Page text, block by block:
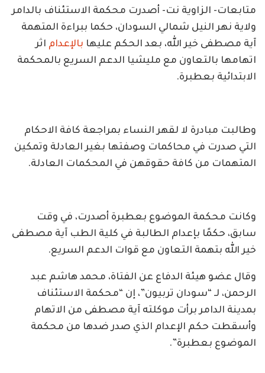
متابعات- الزاوية نت- أصدرت محكمة الاستئناف بالدامر
ولاية نهر النيل شمالي السودان، حكما ببراءة المتهمة
آية مصطفى خير الله، بعد الحكم عليها بالإعدام اثر
اتهامها بالتعاون مع مليشيا الدعم السريع بالمحكمة
الابتدائية بعطبرة.
وطالبت مبادرة لا لقهر النساء بمراجعة كافة الاحكام
التي صدرت في محاكمات وصفتها بغير العادلة وتمكين
المتهمات من كافة حقوقهن في المحكمات العادلة.
وكانت محكمة الموضوع بعطبرة أصدرت، في وقت
سابق، حكمًا بإعدام الطالبة في كلية الطب آية مصطفى
خير الله بتهمة التعاون مع قوات الدعم السريع.
وقال عضو هيئة الدفاع عن الفتاة، محمد هاشم عبد
الرحمن، لـ “سودان تربيون”، إن “محكمة الاستئناف
بمدينة الدامر برأت موكلته آية مصطفى من الاتهام
وأسقطت حكم الإعدام الذي صدر ضدها من محكمة
الموضوع بعطبرة”.